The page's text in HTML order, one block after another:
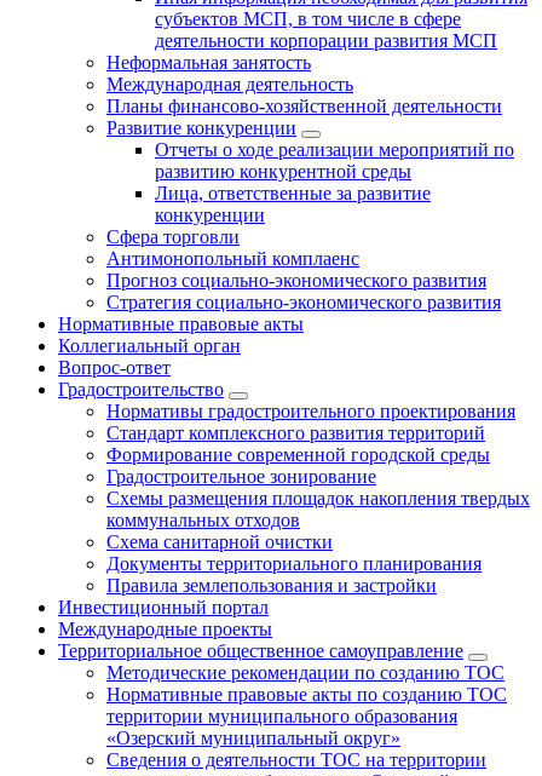
субъектов МСП, в том числе в сфере
деятельности корпорации развития МСП
Неформальная занятость
Международная деятельность
Планы финансово-хозяйственной деятельности
Развитие конкуренции
Отчеты о ходе реализации мероприятий по
развитию конкурентной среды
Лица, ответственные за развитие
конкуренции
Сфера торговли
Антимонопольный комплаенс
Прогноз социально-экономического развития
Стратегия социально-экономического развития
Нормативные правовые акты
Коллегиальный орган
Вопрос-ответ
Градостроительство
Нормативы градостроительного проектирования
Стандарт комплексного развития территорий
Формирование современной городской среды
Градостроительное зонирование
Схемы размещения площадок накопления твердых
коммунальных отходов
Схема санитарной очистки
Документы территориального планирования
Правила землепользования и застройки
Инвестиционный портал
Международные проекты
Территориальное общественное самоуправление
Методические рекомендации по созданию ТОС
Нормативные правовые акты по созданию ТОС
территории муниципального образования
«Озерский муниципальный округ»
Сведения о деятельности ТОС на территории